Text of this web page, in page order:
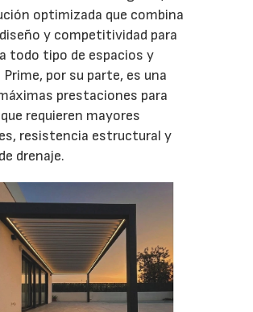
optimizada que combina
y competitividad para
todo tipo de espacios y
por su parte, es una
prestaciones para
requieren mayores
resistencia estructural y
drenaje.